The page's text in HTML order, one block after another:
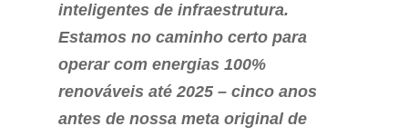
inteligentes de infraestrutura.
Estamos no caminho certo para
operar com energias 100%
renováveis ​​até 2025 – cinco anos
antes de nossa meta original de